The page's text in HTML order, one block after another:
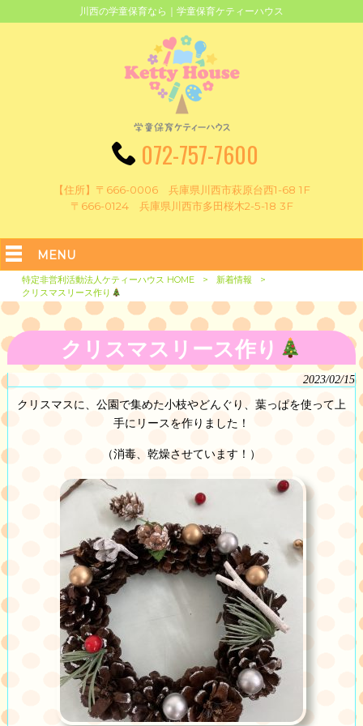
川西の学童保育なら｜学童保育ケティーハウス
072-757-7600
【住所】〒666-0006 兵庫県川西市萩原台西1-68 1F
〒666-0124 兵庫県川西市多田桜木2-5-18 3F
MENU
特定非営利活動法人ケティーハウス HOME > 新着情報
>
クリスマスリース作り
クリスマスリース作り
2023/02/15
クリスマスに、公園で集めた小枝やどんぐり、葉っぱを使って上
手にリースを作りました！
（消毒、乾燥させています！）